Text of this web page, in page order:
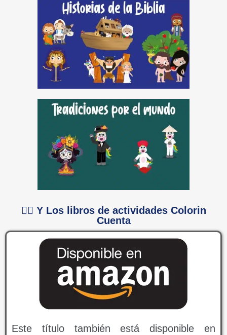
👉🏻 Y Los libros de actividades Colorin
Cuenta
Este título también está disponible en